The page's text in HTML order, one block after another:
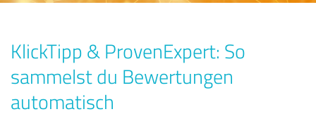
KlickTipp & ProvenExpert: So
sammelst du Bewertungen
automatisch